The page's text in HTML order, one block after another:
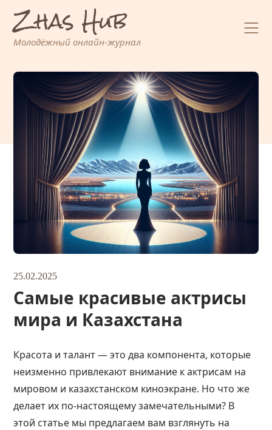
Перейти
содержимому
Zhas Hub
Молодёжный онлайн-журнал
25.02.2025
Самые красивые актрисы
мира и Казахстана
Красота и талант — это два компонента, которые
неизменно привлекают внимание к актрисам на
мировом и казахстанском киноэкране. Но что же
делает их по-настоящему замечательными? В
этой статье мы предлагаем вам взглянуть на